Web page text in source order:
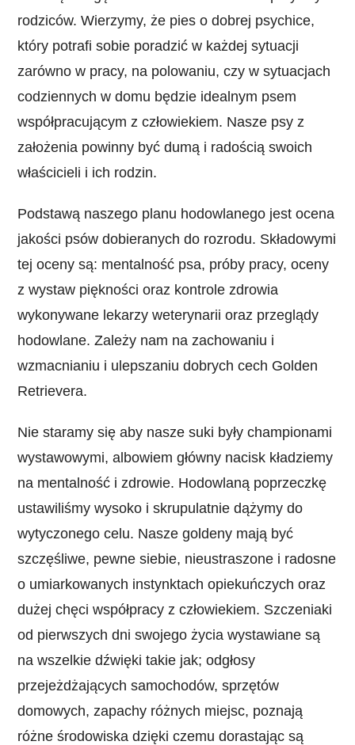
rodziców. Wierzymy, że pies o dobrej psychice,
który potrafi sobie poradzić w każdej sytuacji
zarówno w pracy, na polowaniu, czy w sytuacjach
codziennych w domu będzie idealnym psem
współpracującym z człowiekiem. Nasze psy z
założenia powinny być dumą i radością swoich
właścicieli i ich rodzin.
Podstawą naszego planu hodowlanego jest ocena
jakości psów dobieranych do rozrodu. Składowymi
tej oceny są: mentalność psa, próby pracy, oceny
z wystaw piękności oraz kontrole zdrowia
wykonywane lekarzy weterynarii oraz przeglądy
hodowlane. Zależy nam na zachowaniu i
wzmacnianiu i ulepszaniu dobrych cech Golden
Retrievera.
Nie staramy się aby nasze suki były championami
wystawowymi, albowiem główny nacisk kładziemy
na mentalność i zdrowie. Hodowlaną poprzeczkę
ustawiliśmy wysoko i skrupulatnie dążymy do
wytyczonego celu. Nasze goldeny mają być
szczęśliwe, pewne siebie, nieustraszone i radosne
o umiarkowanych instynktach opiekuńczych oraz
dużej chęci współpracy z człowiekiem. Szczeniaki
od pierwszych dni swojego życia wystawiane są
na wszelkie dźwięki takie jak; odgłosy
przejeżdżających samochodów, sprzętów
domowych, zapachy różnych miejsc, poznają
różne środowiska dzięki czemu dorastając są